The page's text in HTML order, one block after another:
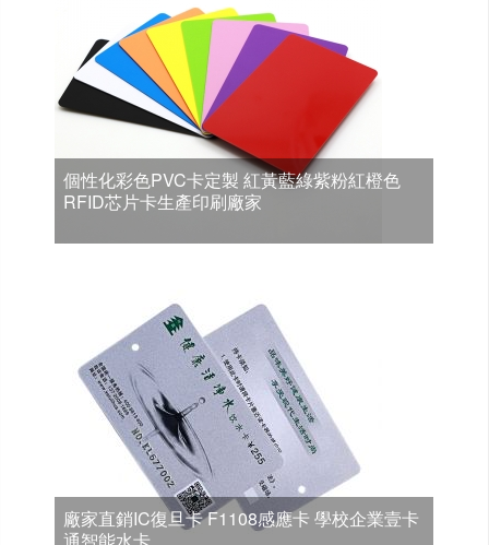
個性化彩色PVC卡定製 紅黃藍綠紫粉紅橙色
RFID芯片卡生產印刷廠家
廠家直銷IC復旦卡 F1108感應卡 學校企業壹卡
通智能水卡